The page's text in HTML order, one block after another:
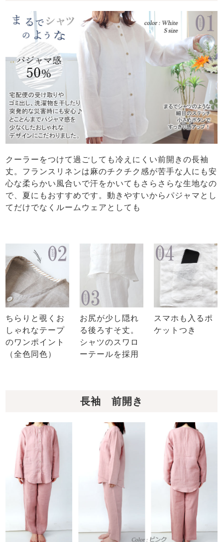
クーラーをつけて過ごしても冷えにくい前開きの長袖
丈。フランスリネンは麻のチクチク感が苦手な人にも安
心な柔らかい風合いで汗をかいてもさらさらな生地なの
で、夏にもおすすめです。動きやすいからパジャマとし
てだけでなくルームウェアとしても
ちらりと覗くお
しゃれなテープ
のワンポイント
（全色同色）
お尻が少し隠れ
る後ろすそ丈。
シャツのスワロ
ーテールを採用
スマホも入るポ
ケットつき
長袖 前開き